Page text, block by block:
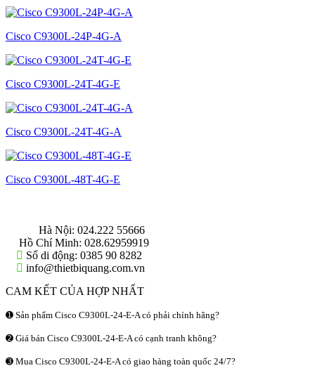
Cisco C9300L-24P-4G-A
Cisco C9300L-24T-4G-E
Cisco C9300L-24T-4G-A
Cisco C9300L-48T-4G-E
Hà Nội: 024.222 55666
Hồ Chí Minh: 028.62959919
Số di động: 0385 90 8282
info@thietbiquang.com.vn
CAM KẾT CỦA HỢP NHẤT
➊ Sản phẩm Cisco C9300L-24-E-A có phải chính hãng?
➋ Giá bán Cisco C9300L-24-E-A có cạnh tranh không?
➌ Mua Cisco C9300L-24-E-A có giao hàng toàn quốc 24/7?